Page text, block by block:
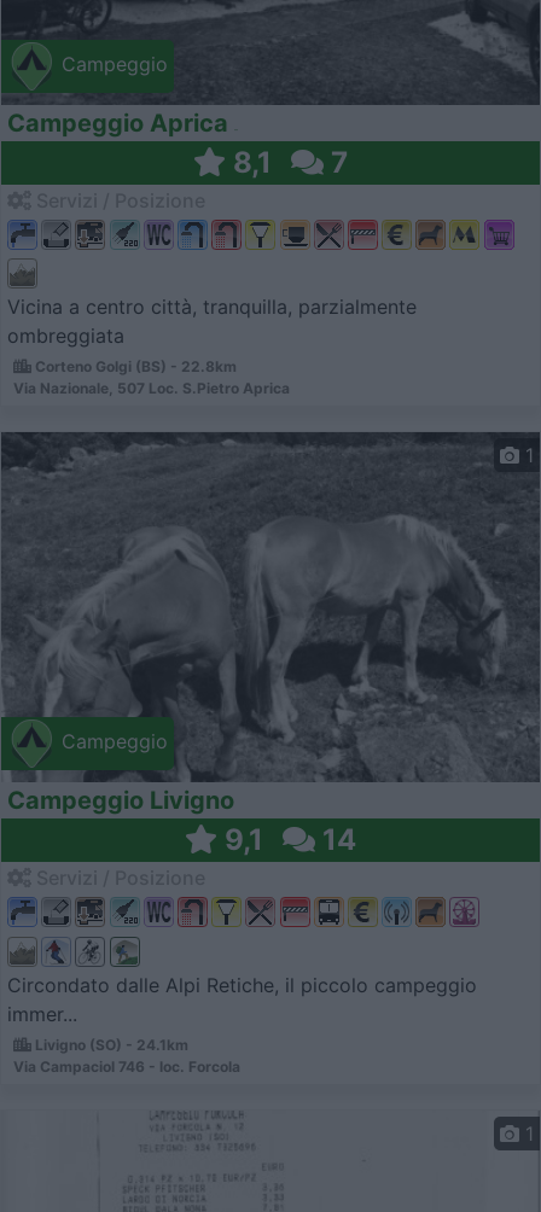
Campeggio
Campeggio Aprica
8,1 7
Vicina a centro città, tranquilla, parzialmente
ombreggiata
Corteno Golgi (BS) - 22.8km
Via Nazionale, 507 Loc. S.Pietro Aprica
Campeggio
1
Campeggio Livigno
9,1 14
Circondato dalle Alpi Retiche, il piccolo campeggio
immer...
Livigno (SO) - 24.1km
Via Campaciol 746 - loc. Forcola
1